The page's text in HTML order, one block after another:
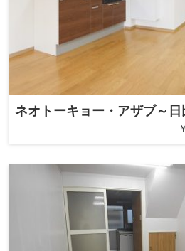
ネオトーキョー・アザブ～